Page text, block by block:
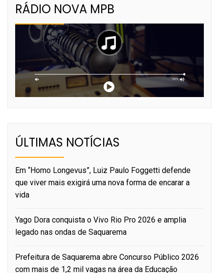
RÁDIO NOVA MPB
ÚLTIMAS NOTÍCIAS
Em “Homo Longevus”, Luiz Paulo Foggetti defende
que viver mais exigirá uma nova forma de encarar a
vida
Yago Dora conquista o Vivo Rio Pro 2026 e amplia
legado nas ondas de Saquarema
Prefeitura de Saquarema abre Concurso Público 2026
com mais de 1,2 mil vagas na área da Educação